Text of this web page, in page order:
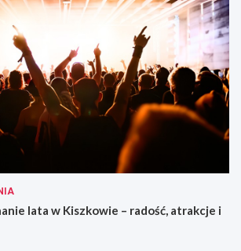
lata w Kiszkowie – radość, atrakcje i